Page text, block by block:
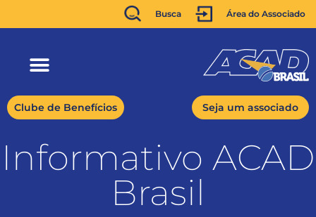
Busca Área do Associado
Clube de Benefícios Seja um associado
Informativo ACAD
Brasil